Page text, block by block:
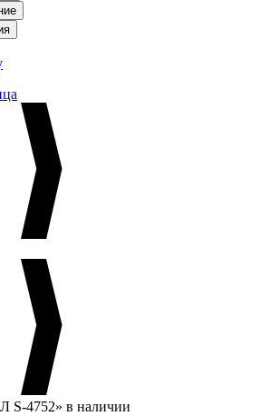
4752» в наличии